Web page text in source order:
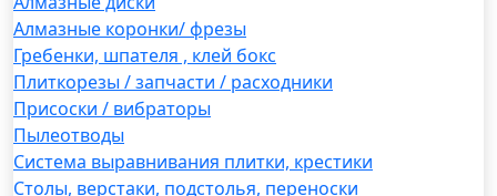
Алмазные коронки/ фрезы
Гребенки, шпателя , клей бокс
Плиткорезы / запчасти / расходники
Присоски / вибраторы
Пылеотводы
Система выравнивания плитки, крестики
Столы, верстаки, подстолья, переноски